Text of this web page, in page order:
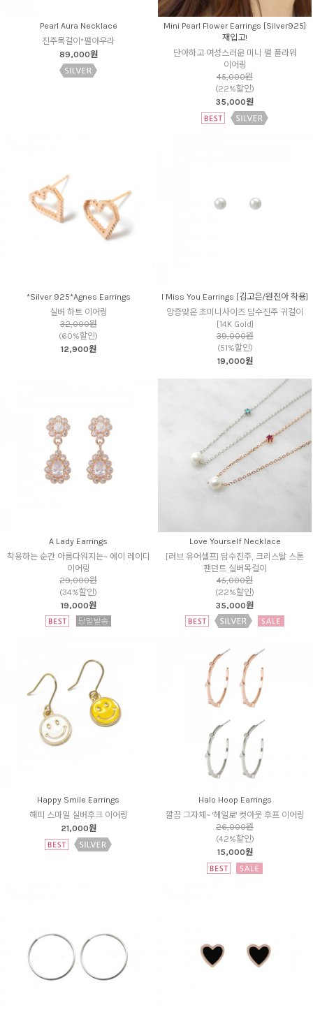
Pearl Aura Necklace
진주목걸이*펄아우라
89,000원
Mini Pearl Flower Earrings [Silver925]
재입고!
단아하고 여성스러운 미니 펄 플라워
이어링
45,000원
(22%할인)
35,000원
*Silver 925*Agnes Earrings
실버 하트 이어링
32,000원
(60%할인)
12,900원
I Miss You Earrings [김고은/원진아 착용]
앙증맞은 초미니사이즈 담수진주 귀걸이
[14K Gold]
39,000원
(51%할인)
19,000원
A Lady Earrings
착용하는 순간 아름다워지는~ 에이 레이디
이어링
29,000원
(34%할인)
19,000원
Love Yourself Necklace
[러브 유어셀프] 담수진주, 크리스탈 스톤
팬던트 실버목걸이
45,000원
(22%할인)
35,000원
Happy Smile Earrings
해피 스마일 실버후크 이어링
21,000원
Halo Hoop Earrings
깔끔 그자체~ '헤일로' 컷아웃 후프 이어링
26,000원
(42%할인)
15,000원